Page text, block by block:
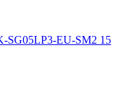
SG05LP3-EU-SM2 15